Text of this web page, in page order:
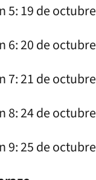
19 de octubre
20 de octubre
21 de octubre
24 de octubre
25 de octubre